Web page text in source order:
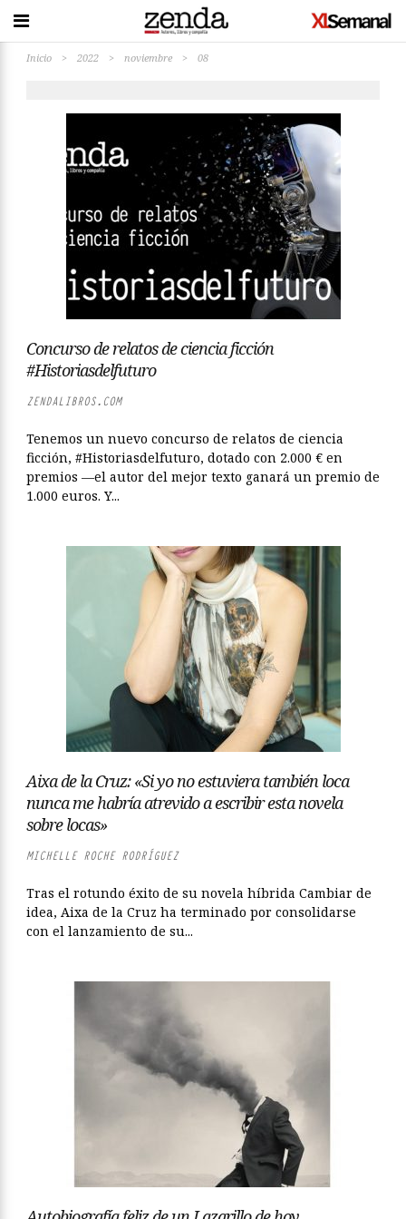
Inicio > 2022 > noviembre > 08
Concurso de relatos de ciencia ficción
#Historiasdelfuturo
ZENDALIBROS.COM
Tenemos un nuevo concurso de relatos de ciencia
ficción, #Historiasdelfuturo, dotado con 2.000 € en
premios —el autor del mejor texto ganará un premio de
1.000 euros. Y...
Aixa de la Cruz: «Si yo no estuviera también loca
nunca me habría atrevido a escribir esta novela
sobre locas»
MICHELLE ROCHE RODRÍGUEZ
Tras el rotundo éxito de su novela híbrida Cambiar de
idea, Aixa de la Cruz ha terminado por consolidarse
con el lanzamiento de su...